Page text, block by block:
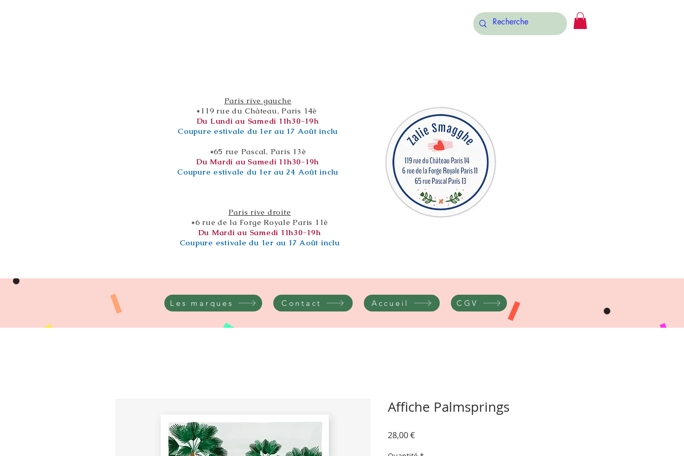
Paris rive gauche
*119 rue du Château, Paris 14è
Du Lundi au Samedi 11h30-19h
Coupure estivale du 1er au 17 Août inclu
*65 rue Pascal, Paris 13è
Du Mardi au Samedi 11h30-19h
Coupure estivale du 1er au 24 Août inclu
Paris rive droite
*6 rue de la Forge Royale Paris 11è
Du Mardi au Samedi 11h30-19h
Coupure estivale du 1er au 17 Août inclu
Les marques Contact Accueil CGV
Affiche Palmsprings
28,00 €Prix